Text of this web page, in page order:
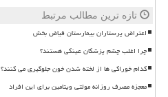
تازه ترین مطالب مرتبط
اعتراض پرستاران بیمارستان فیاض بخش
چرا اغلب چشم پزشکان عینکی هستند؟
کدام خوراکی ها از لخته شدن خون جلوگیری می کنند؟
معجزه مصرف روزانه مولتی ویتامین برای این افراد